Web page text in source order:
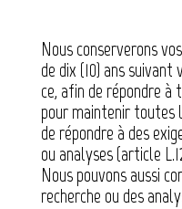
Nous conserverons
de dix (10) ans
ce, afin de répondre à
pour maintenir toutes
de répondre à des
ou analyses (article
Nous pouvons aussi
recherche ou des